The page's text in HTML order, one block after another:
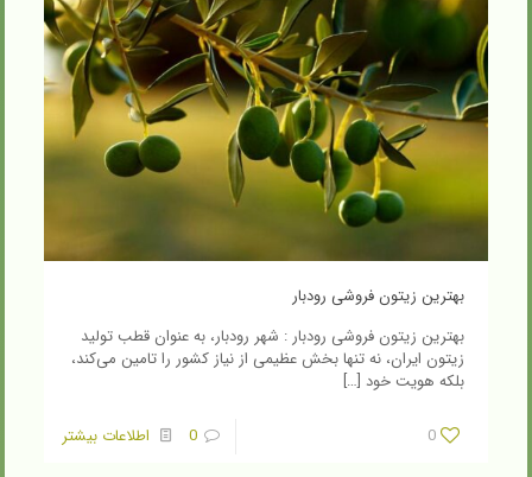
بهترین زیتون فروشی رودبار
بهترین زیتون فروشی رودبار : شهر رودبار، به عنوان قطب تولید
زیتون ایران، نه تنها بخش عظیمی از نیاز کشور را تامین می‌کند،
بلکه هویت خود […]
0
0 اطلاعات بیشتر